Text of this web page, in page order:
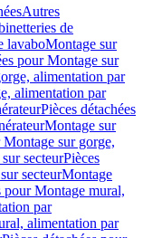
Autres
de
lavaboMontage sur
pour Montage sur
alimentation par
alimentation par
Pièces détachées
Montage sur
Montage sur gorge,
secteurPièces
secteurMontage
pour Montage mural,
par
alimentation par